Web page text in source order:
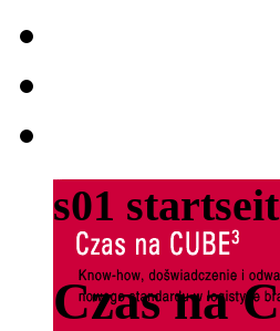
s01
Czas na